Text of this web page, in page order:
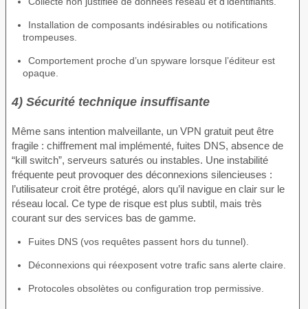
Installation de composants indésirables ou notifications
trompeuses.
Comportement proche d’un spyware lorsque l’éditeur est
opaque.
4) Sécurité technique insuffisante
Même sans intention malveillante, un VPN gratuit peut être
fragile : chiffrement mal implémenté, fuites DNS, absence de
“kill switch”, serveurs saturés ou instables. Une instabilité
fréquente peut provoquer des déconnexions silencieuses :
l’utilisateur croit être protégé, alors qu’il navigue en clair sur le
réseau local. Ce type de risque est plus subtil, mais très
courant sur des services bas de gamme.
Fuites DNS (vos requêtes passent hors du tunnel).
Déconnexions qui réexposent votre trafic sans alerte claire.
Protocoles obsolètes ou configuration trop permissive.